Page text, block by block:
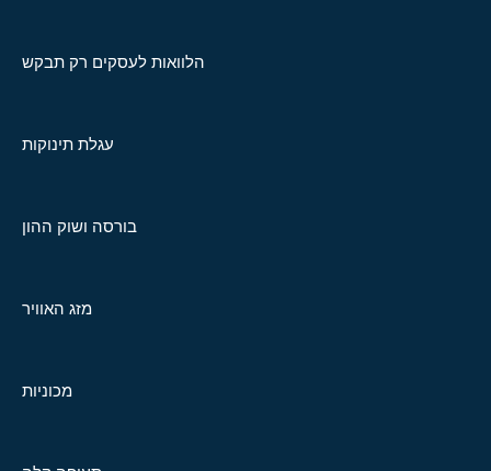
הלוואות לעסקים רק תבקש
עגלת תינוקות
בורסה ושוק ההון
מזג האוויר
מכוניות